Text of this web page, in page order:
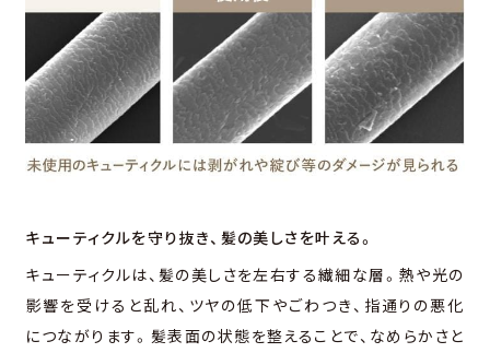
キューティクルを守り抜き、 髪の美しさを叶える。
キューティクルは、髪の美しさを左右する繊細な層。熱や光の
影響を受けると乱れ、ツヤの低下やごわつき、指通りの悪化
につながります。髪表⾯の状態を整えることで、なめらかさと